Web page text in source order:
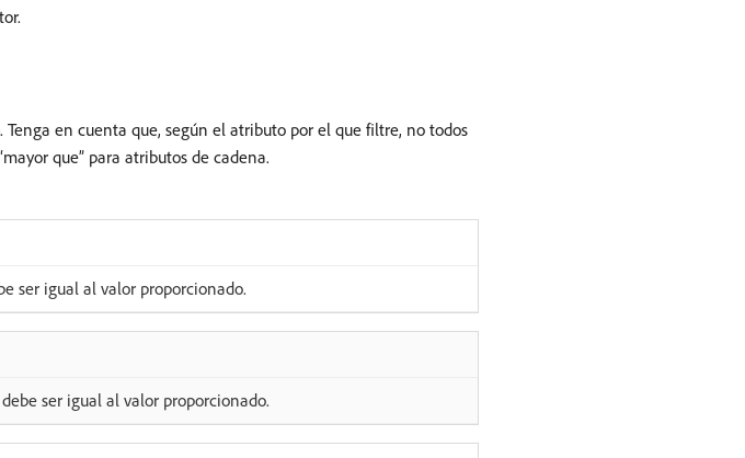
en cuenta que, según el atributo por el que filtre, no todos
que” para atributos de cadena.
ser igual al valor proporcionado.
ser igual al valor proporcionado.